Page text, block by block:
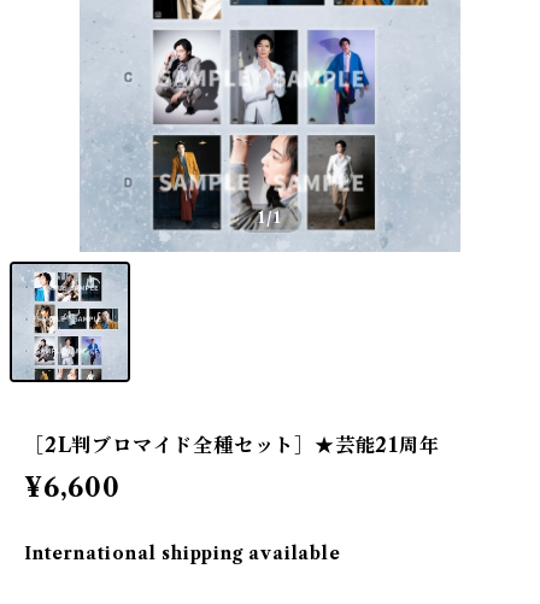
1/1
［2L判ブロマイド全種セット］★芸能21周年
¥6,600
International shipping available